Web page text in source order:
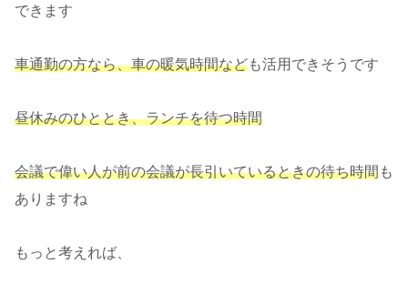
できます
車通勤の方なら、車の暖気時間なども活用できそうです
昼休みのひととき、ランチを待つ時間
会議で偉い人が前の会議が長引いているときの待ち時間も
ありますね
もっと考えれば、